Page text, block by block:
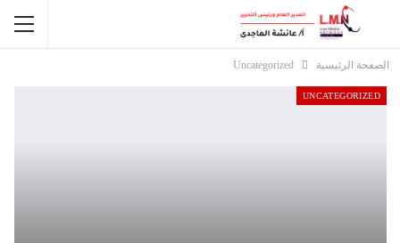
الصفحة الرئيسية Uncategorized
UNCATEGORIZED